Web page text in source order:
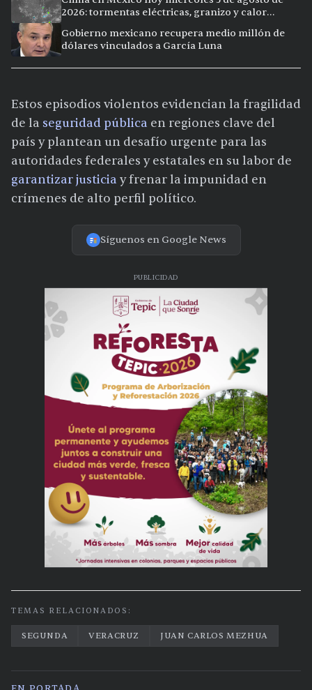
2026: tormentas eléctricas, granizo y calor
Gobierno mexicano recupera medio millón de
dólares vinculados a García Luna
Estos episodios violentos evidencian la fragilidad
de la seguridad pública en regiones clave del
país y plantean un desafío urgente para las
autoridades federales y estatales en su labor de
garantizar justicia y frenar la impunidad en
crímenes de alto perfil político.
Síguenos en Google News
PUBLICIDAD
TEMAS RELACIONADOS:
SEGUNDA VERACRUZ JUAN CARLOS MEZHUA